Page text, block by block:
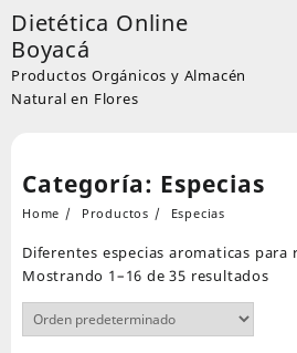
Skip
to
content
Dietética Online
Boyacá
Productos Orgánicos y Almacén
Natural en Flores
Categoría: Especias
Home Productos Especias
Diferentes especias aromaticas para
Mostrando 1–16 de 35 resultados